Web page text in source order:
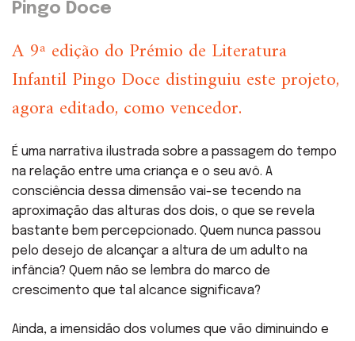
Pingo Doce
A 9ª edição do Prémio de Literatura
Infantil Pingo Doce distinguiu este projeto,
agora editado, como vencedor.
É uma narrativa ilustrada sobre a passagem do tempo
na relação entre uma criança e o seu avô. A
consciência dessa dimensão vai-se tecendo na
aproximação das alturas dos dois, o que se revela
bastante bem percepcionado. Quem nunca passou
pelo desejo de alcançar a altura de um adulto na
infância? Quem não se lembra do marco de
crescimento que tal alcance significava?
Ainda, a imensidão dos volumes que vão diminuindo e